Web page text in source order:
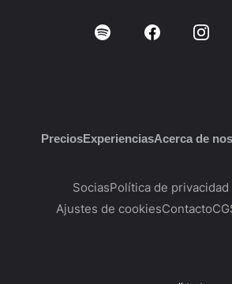
PreciosExperienciasAcerca de
SociasPolítica de privacidad
Ajustes de cookiesContacto